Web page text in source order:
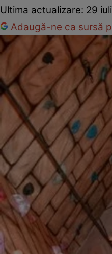
Ultima actualizare: 29
Adaugă-ne ca sursă